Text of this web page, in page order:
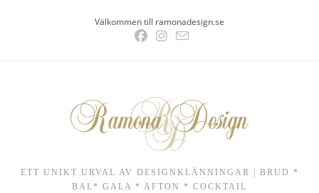
Välkommen till ramonadesign.se
ETT UNIKT URVAL AV DESIGNKLÄNNINGAR | BRUD *
BAL* GALA * AFTON * COCKTAIL